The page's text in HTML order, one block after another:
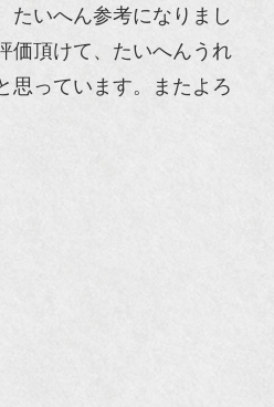
たいへん参考になりまし
価頂けて、たいへんうれ
思っています。またよろ